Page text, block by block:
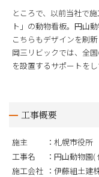
ところで、以前当社で
ト」の動物看板。円山
こちらもデザインを刷
岡三リビックでは、全
を設置するサポートをし
工事概要
施主
札幌市役所
工事名
円山動物園(
施工会社
伊藤組土建